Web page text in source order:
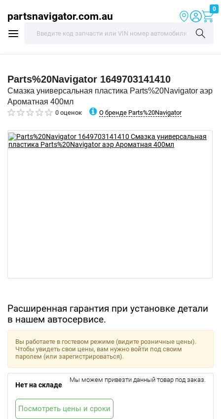
partsnavigator.com.au
0
Parts%20Navigator 1649703141410
Смазка универсальная пластика Parts%20Navigator аэр
Ароматная 400мл
0 оценок О бренде Parts%20Navigator
Расширенная гарантия при установке детали
в нашем автосервисе.
Вы работаете в гостевом режиме (видите розничные цены).
Чтобы увидеть свои цены, вам нужно войти под своим
паролем (или зарегистрироваться).
Нет на складе
Мы можем привезти данный товар под заказ.
Посмотреть цены и сроки